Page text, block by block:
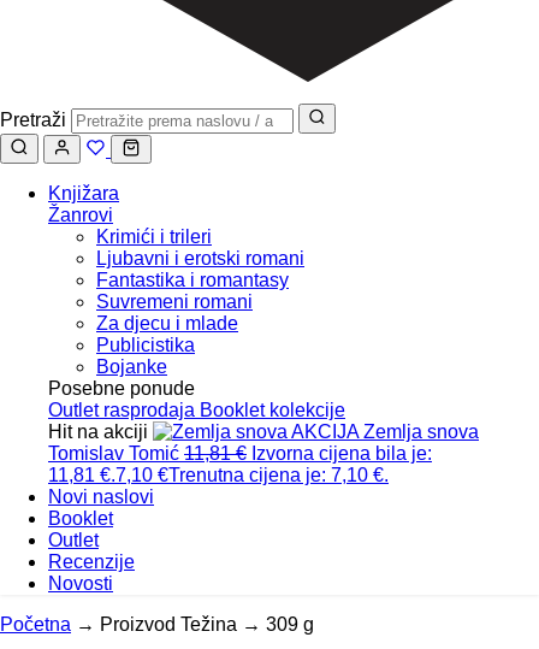
Pretraži
Knjižara
Žanrovi
Krimići i trileri
Ljubavni i erotski romani
Fantastika i romantasy
Suvremeni romani
Za djecu i mlade
Publicistika
Bojanke
Posebne ponude
Outlet rasprodaja Booklet kolekcije
Hit na akciji
AKCIJA Zemlja snova
Tomislav Tomić 11,81€ Izvorna cijena bila je:
11,81 €.7,10 €Trenutna cijena je: 7,10 €.
Novi naslovi
Booklet
Outlet
Recenzije
Novosti
Početna → Proizvod Težina → 309 g